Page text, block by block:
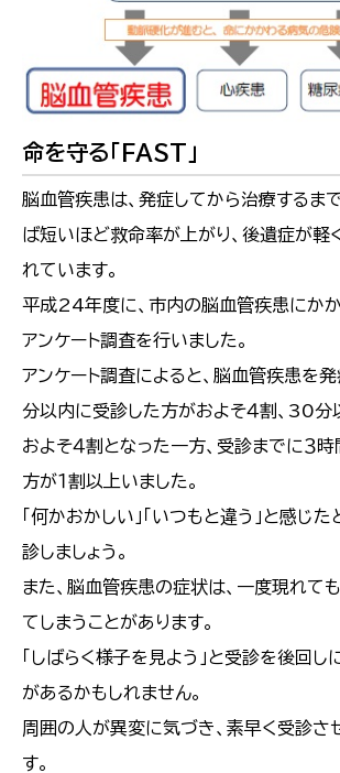
命を守る「FAST」
脳血管疾患は、発症してから治療するま
ば短いほど救命率が上がり、後遺症が軽
れています。
平成24年度に、市内の脳血管疾患にか
アンケート調査を行いました。
アンケート調査によると、脳血管疾患を
分以内に受診した方がおよそ４割、30分
およそ４割となった一方、受診までに３
方が１割以上いました。
「何かおかしい」「いつもと違う」と感じ
診しましょう。
また、脳血管疾患の症状は、一度現れて
てしまうことがあります。
「しばらく様子を見よう」と受診を後回し
があるかもしれません。
周囲の人が異変に気づき、素早く受診さ
す。